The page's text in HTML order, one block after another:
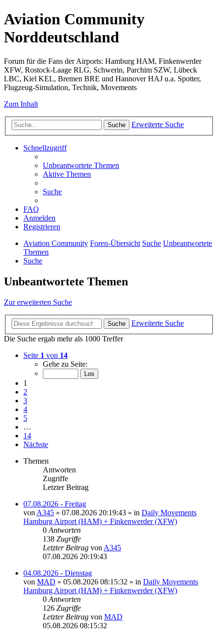
Aviation Community
Norddeutschland
Forum für die Fans der Airports: Hamburg HAM, Finkenwerder
XFW, Rostock-Laage RLG, Schwerin, Parchim SZW, Lübeck
LBC, Kiel KEL, Bremen BRE und Hannover HAJ u.a. Spotter,
Flugzeug-Simulation, Technik, Movements
Zum Inhalt
Suche Erweiterte Suche
Schnellzugriff
Unbeantwortete Themen
Aktive Themen
Suche
FAQ
Anmelden
Registrieren
Aviation Community Foren-Übersicht Suche Unbeantwortete
Themen
Suche
Unbeantwortete Themen
Zur erweiterten Suche
Suche
Erweiterte Suche
Die Suche ergab mehr als 1000 Treffer
Seite 1 von 14
Gehe zu Seite:
1
2
3
4
5
…
14
Nächste
Themen
Antworten
Zugriffe
Letzter Beitrag
07.08.2026 - Freitag
von A345 » 07.08.2026 20:19:43 » in Daily Movements
Hamburg Airport (HAM) + Finkenwerder (XFW)
0 Antworten
138 Zugriffe
Letzter Beitrag von A345
07.08.2026 20:19:43
04.08.2026 - Dienstag
von MAD » 05.08.2026 08:15:32 » in Daily Movements
Hamburg Airport (HAM) + Finkenwerder (XFW)
0 Antworten
126 Zugriffe
Letzter Beitrag von MAD
05.08.2026 08:15:32